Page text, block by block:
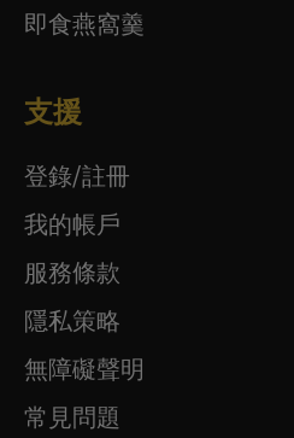
即食燕窩羹
支援
登錄/註冊
我的帳戶
服務條款
隱私策略
無障礙聲明
常見問題